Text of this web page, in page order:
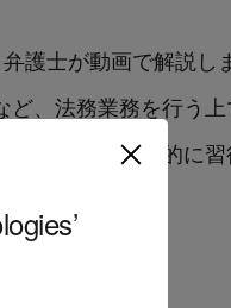
護士が動画で解説し
、法務業務を行う
率的かつ体系的に
提供します。